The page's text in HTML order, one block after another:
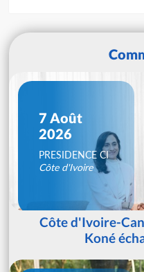
7 Août
2026
PRESIDENCE CI
Côte d'Ivoire
Côte d'Ivoire-
Koné